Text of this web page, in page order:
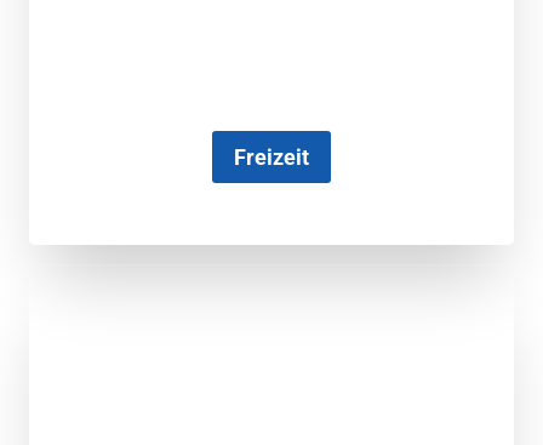
Freizeit